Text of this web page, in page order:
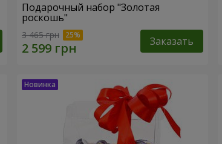
Подарочный набор "Золотая
роскошь"
3 465 грн Заказать